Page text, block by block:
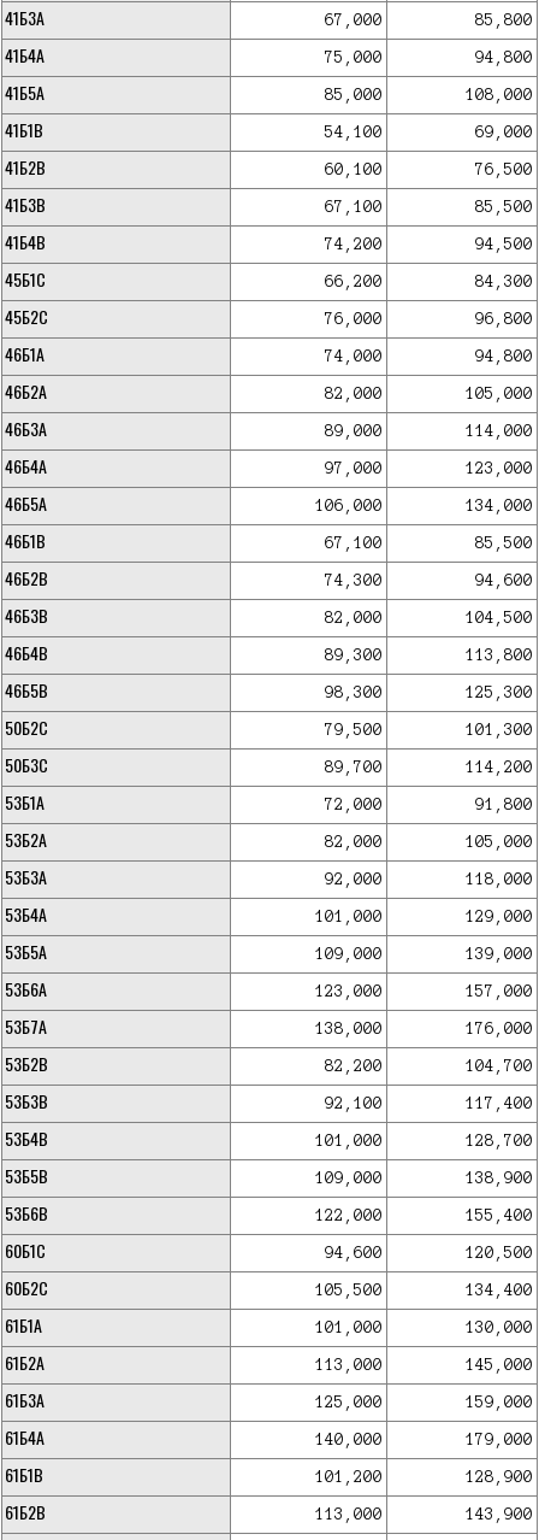
41Б3А 67,000 85,800
41Б4А 75,000 94,800
41Б5А 85,000 108,000
41Б1В 54,100 69,000
41Б2В 60,100 76,500
41Б3В 67,100 85,500
41Б4В 74,200 94,500
45Б1С 66,200 84,300
45Б2С 76,000 96,800
46Б1А 74,000 94,800
46Б2А 82,000 105,000
46Б3А 89,000 114,000
46Б4А 97,000 123,000
46Б5А 106,000 134,000
46Б1В 67,100 85,500
46Б2В 74,300 94,600
46Б3В 82,000 104,500
46Б4В 89,300 113,800
46Б5В 98,300 125,300
50Б2С 79,500 101,300
50Б3С 89,700 114,200
53Б1А 72,000 91,800
53Б2А 82,000 105,000
53Б3А 92,000 118,000
53Б4А 101,000 129,000
53Б5А 109,000 139,000
53Б6А 123,000 157,000
53Б7А 138,000 176,000
53Б2В 82,200 104,700
53Б3В 92,100 117,400
53Б4В 101,000 128,700
53Б5В 109,000 138,900
53Б6В 122,000 155,400
60Б1С 94,600 120,500
60Б2С 105,500 134,400
61Б1А 101,000 130,000
61Б2А 113,000 145,000
61Б3А 125,000 159,000
61Б4А 140,000 179,000
61Б1В 101,200 128,900
61Б2В 113,000 143,900